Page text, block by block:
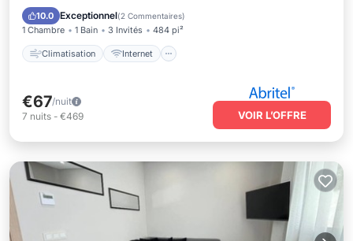
10.0 Exceptionnel(2 Commentaires)
1 Chambre 1 Bain 3 Invités 484 pi²
Climatisation Internet
Adapté aux enfants
€67/nuit
7 nuits - €469 VOIR L’OFFRE